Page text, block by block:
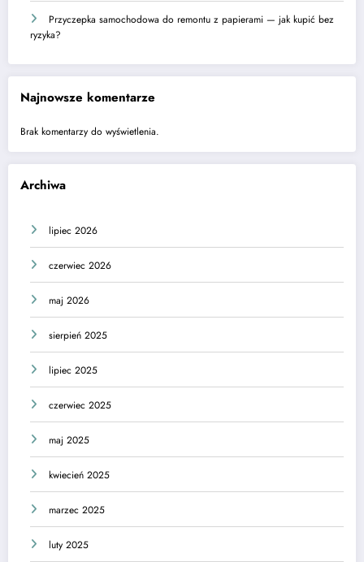
Przyczepka samochodowa do remontu z papierami — jak kupić bez
ryzyka?
Najnowsze komentarze
Brak komentarzy do wyświetlenia.
Archiwa
lipiec 2026
czerwiec 2026
maj 2026
sierpień 2025
lipiec 2025
czerwiec 2025
maj 2025
kwiecień 2025
marzec 2025
luty 2025